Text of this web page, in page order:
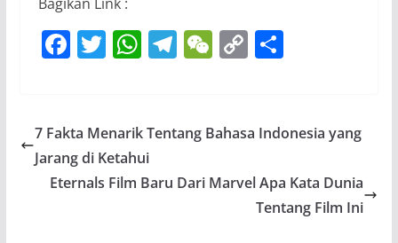
F
e
b
o
T
er
W
s
A
p
T
gr
m
W
h
C
y
n
k
S
e
7 Fakta Menarik Tentang Bahasa Indonesia yang
Jarang di Ketahui
Eternals Film Baru Dari Marvel Apa Kata Dunia
Tentang Film Ini